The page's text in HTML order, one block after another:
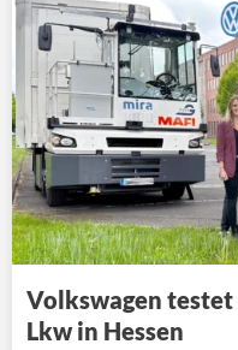
Volkswagen
Lkw in Hessen